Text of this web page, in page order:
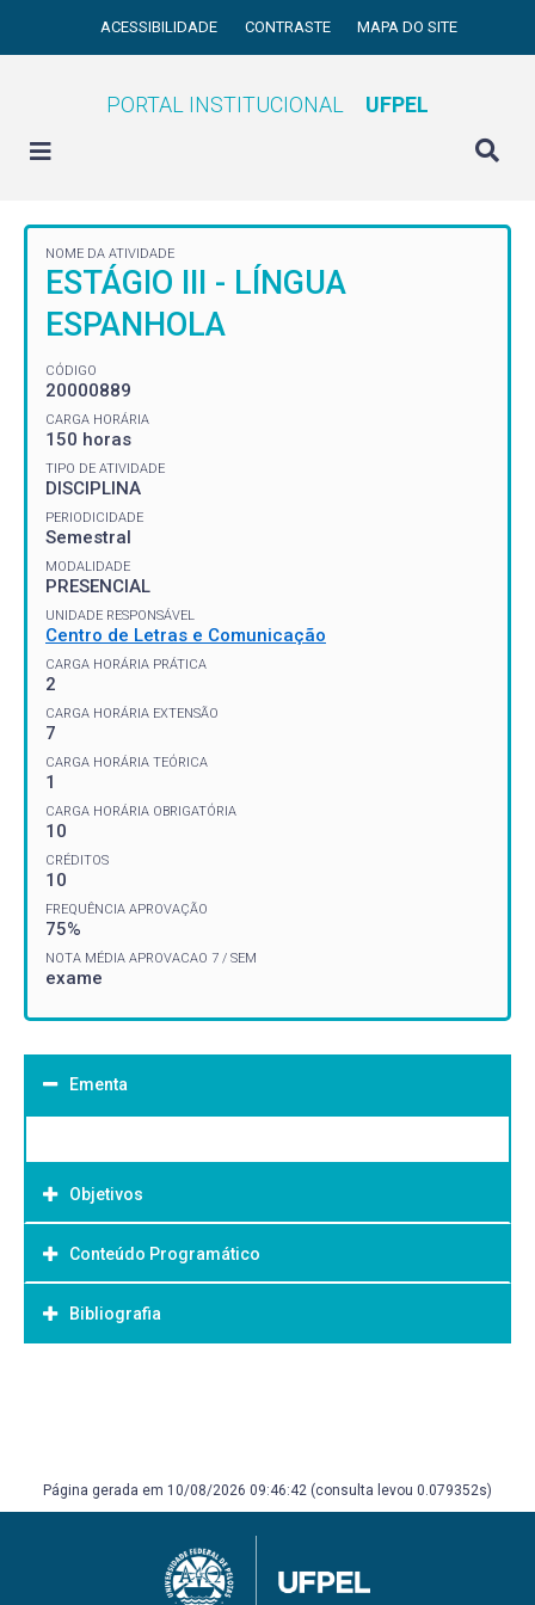
ACESSIBILIDADE CONTRASTE MAPA DO SITE
PORTAL INSTITUCIONAL UFPEL
NOME DA ATIVIDADE
ESTÁGIO III - LÍNGUA
ESPANHOLA
CÓDIGO
20000889
CARGA HORÁRIA
150 horas
TIPO DE ATIVIDADE
DISCIPLINA
PERIODICIDADE
Semestral
MODALIDADE
PRESENCIAL
UNIDADE RESPONSÁVEL
Centro de Letras e Comunicação
CARGA HORÁRIA PRÁTICA
2
CARGA HORÁRIA EXTENSÃO
7
CARGA HORÁRIA TEÓRICA
1
CARGA HORÁRIA OBRIGATÓRIA
10
CRÉDITOS
10
FREQUÊNCIA APROVAÇÃO
75%
NOTA MÉDIA APROVACAO 7 / SEM
exame
Ementa
Objetivos
Objetivo Geral:
Conteúdo Programático
Bibliografia
Página gerada em 10/08/2026 09:46:42 (consulta levou 0.079352s)